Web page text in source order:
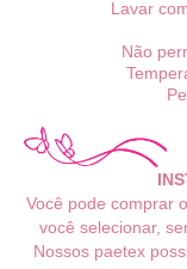
Lavar
Não
Você pode comprar
você selecionar,
Nossos paetex